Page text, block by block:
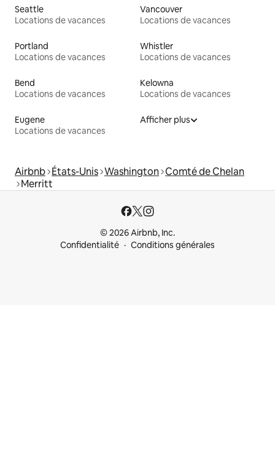
Seattle
Locations de vacances
Vancouver
Locations de vacances
Portland
Locations de vacances
Whistler
Locations de vacances
Bend
Locations de vacances
Kelowna
Locations de vacances
Eugene
Locations de vacances
Afficher plus
Airbnb États-Unis Washington Comté de Chelan
Merritt
© 2026 Airbnb, Inc.
Confidentialité
Conditions générales